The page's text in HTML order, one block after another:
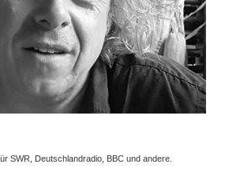
SWR, Deutschlandradio, BBC und andere.